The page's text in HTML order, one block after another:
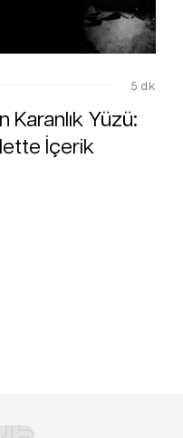
5 dk
Karanlık Yüzü:
İçerik